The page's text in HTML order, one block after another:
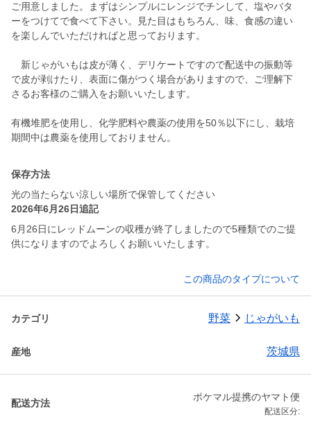
ご用意しました。まずはシンプルにレンジでチンして、塩やバタ
ーをつけてで食べて下さい。見た目はもちろん、味、食感の違い
を楽しんでいただければと思っております。
新じゃがいもは皮が薄く、デリケートですので配送中の振動等
で皮が剥けたり、表面に傷がつく場合がありますので、ご理解下
さるお客様のご購入をお願いいたします。
有機堆肥を使用し、化学肥料や農薬の使用を50％以下にし、栽培
保存方法
光の当たらない涼しい場所で保管してください
2026年6月26日追記
6月26日にレッドムーンの収穫が終了しましたので5種類でのご提
供になりますのでよろしくお願いいたします。
この商品のタイプについて
カテゴリ 野菜 じゃがいも
産地 茨城県
配送方法
ポケマル提携のヤマト便
配送区分: